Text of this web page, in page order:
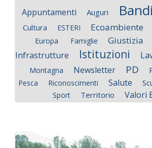
Appuntamenti Auguri Bandi
Cultura ESTERI Ecoambiente
Europa Famiglie Giustizia
Infrastrutture Istituzioni
Montagna
Newsletter PD
Pesca Riconoscimenti Salute
Sport Territorio Valori